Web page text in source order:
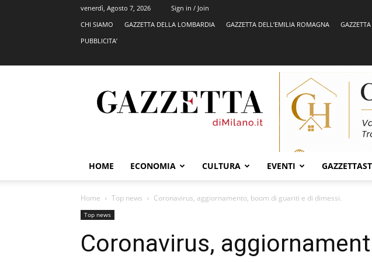
venerdì, Agosto 7, 2026
Sign in / Join
CHI SIAMO
GAZZETTA DELLA LOMBARDIA GAZZETTA DELL’EMILIA ROMAGNA
PUBBLICITA’
HOME ECONOMIA CULTURA EVENTI
Home Top news Coronavirus, aggiornamento, boom di guariti e di dimessi.
Top news
Coronavirus,